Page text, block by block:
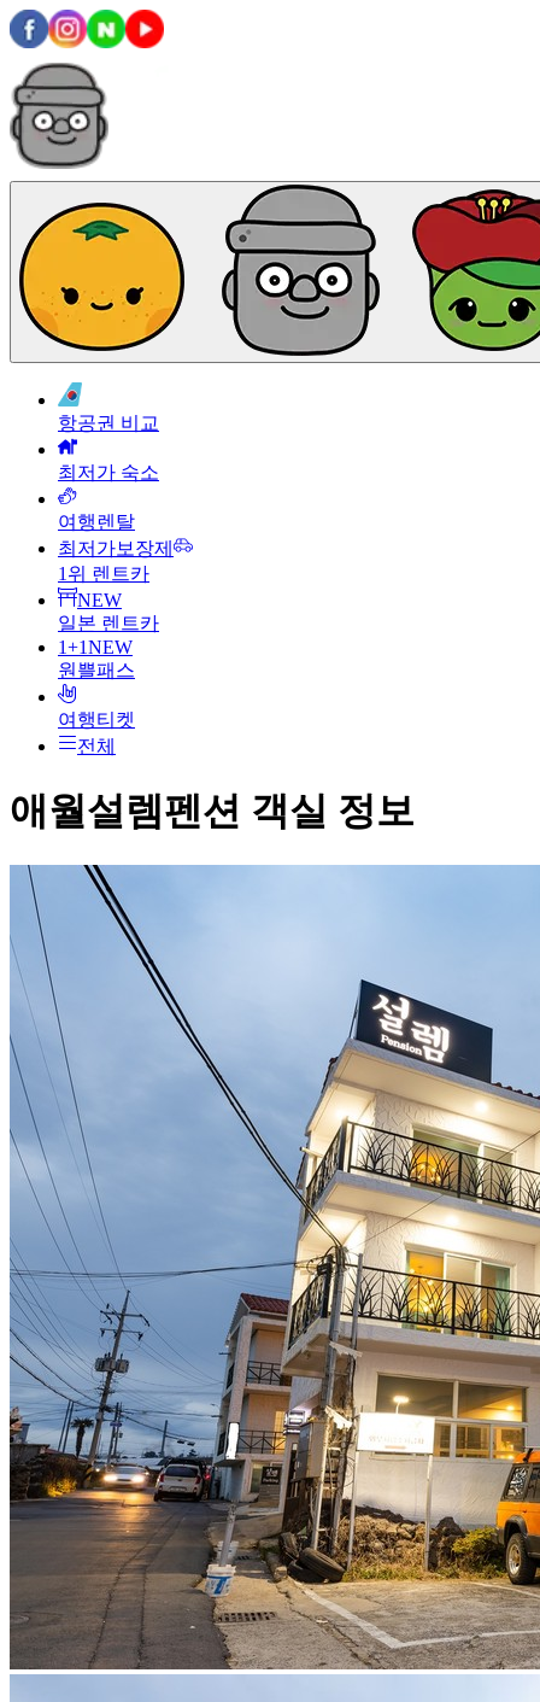
항공권 비교
최저가 숙소
여행렌탈
최저가보장제
1위 렌트카
NEW
일본 렌트카
1+1NEW
원쁠패스
여행티켓
전체
애월설렘펜션 객실 정보